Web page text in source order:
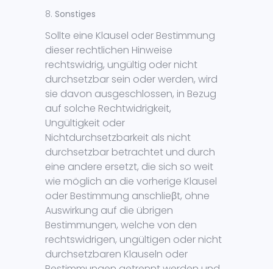
Sonstiges
Sollte eine Klausel oder Bestimmung
dieser rechtlichen Hinweise
rechtswidrig, ungültig oder nicht
durchsetzbar sein oder werden, wird
sie davon ausgeschlossen, in Bezug
auf solche Rechtwidrigkeit,
Ungültigkeit oder
Nichtdurchsetzbarkeit als nicht
durchsetzbar betrachtet und durch
eine andere ersetzt, die sich so weit
wie möglich an die vorherige Klausel
oder Bestimmung anschlieβt, ohne
Auswirkung auf die übrigen
Bestimmungen, welche von den
rechtswidrigen, ungültigen oder nicht
durchsetzbaren Klauseln oder